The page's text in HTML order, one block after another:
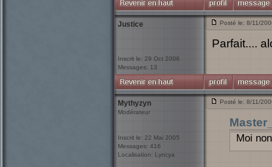
Justice
Inscrit le: 29 Oct 2006
Messages: 13
Posté le: 8/11/
Parfait....
Mythyzyn
Modérateur
Inscrit le: 22 Mai 2005
Messages: 416
Localisation: Lyncya
Posté le: 8/11/
Moi